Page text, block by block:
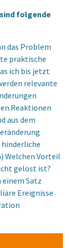
folgende
das Problem
praktische
ich bis jetzt
relevante
Reaktionen
aus dem
Welchen Vorteil
gelöst ist?
Satz
Ereignisse